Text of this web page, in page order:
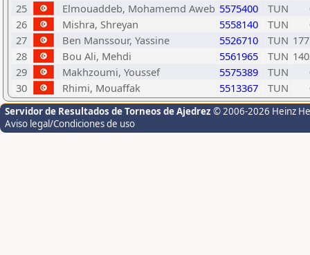
25
Elmouaddeb, Mohamemd Aweb 5575400 TUN
26
Mishra, Shreyan 5558140 TUN
27
Ben Manssour, Yassine 5526710 TUN
28
Bou Ali, Mehdi 5561965 TUN
29
Makhzoumi, Youssef 5575389 TUN
30
Rhimi, Mouaffak 5513367 TUN
Servidor de Resultados de Torneos de Ajedrez © 2006-2026 Heinz
Aviso legal/Condiciones de uso